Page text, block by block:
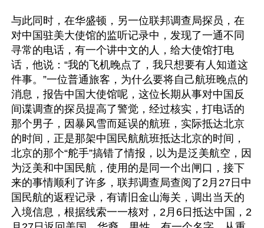
与此同时，在华盛顿，另一位联邦调查局探员，在
对中国驻美大使馆的监听记录中，发现了一通不同
寻常的电话，有一个讲中文的人，给大使馆打电
话，他说：“我的飞机晚点了，我只想要有人知道这
件事。”一位普通旅客，为什么要将自己航班晚点的
消息，报告中国大使馆呢，这位长期从事对中国反
间谍调查的探员提高了警觉，经过核实，打电话的
那个男子，因暴风雪而延误的航班，实际抵达北京
的时间，正是那架中国民航航班抵达北京的时间，
北京的那个“舵手”搞错了情报，以为是泛美航空，因
为泛美和中国民航，使用的是同一个出闸口，接下
来的事情顺利了许多，联邦调查局查阅了2月27日中
国民航的返程记录，有请旧金山海关，调出当天的
入境信息，根据线索一一核对，2月6日抵达中国，2